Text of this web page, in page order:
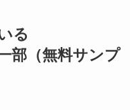
る
部（無料サンプ